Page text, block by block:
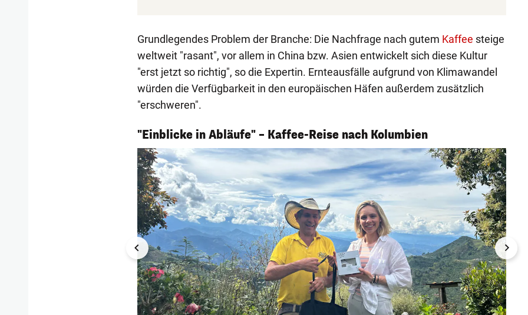
Grundlegendes Problem der Branche: Die Nachfrage nach gutem Kaffee steige
weltweit "rasant", vor allem in China bzw. Asien entwickelt sich diese Kultur
"erst jetzt so richtig", so die Expertin. Ernteausfälle aufgrund von Klimawandel
würden die Verfügbarkeit in den europäischen Häfen außerdem zusätzlich
"erschweren".
"Einblicke in Abläufe" – Kaffee-Reise nach Kolumbien
1/4